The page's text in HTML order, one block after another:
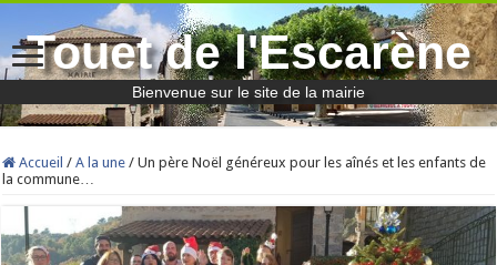
Touet de l'Escarène
Bienvenue sur le site de la mairie
Accueil / A la une / Un père Noël généreux pour les aînés et les enfants de
la commune…